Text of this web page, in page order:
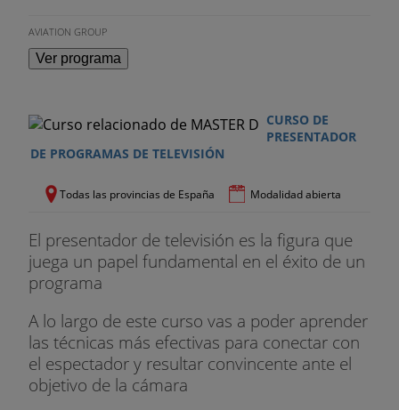
EN RED
- Edición y diseño de contenidos multimedia
- Postproducción
- Fotografía e imagen II
- Aplicaciones móviles
- Narrativa transmedia
MENCIÓN EN MÁRKETING Y COMUNICACIÓN
DIGITAL
- Comunicación persuasiva y nuevo lenguaje
publicitario
- Estrategia y planificación de medios
AVIATION GROUP
Ver programa
CURSO DE
PRESENTADOR
DE PROGRAMAS DE TELEVISIÓN
Todas las provincias de España Modalidad abierta
El presentador de televisión es la figura que
juega un papel fundamental en el éxito de un
programa
A lo largo de este curso vas a poder aprender
las técnicas más efectivas para conectar con
el espectador y resultar convincente ante el
objetivo de la cámara